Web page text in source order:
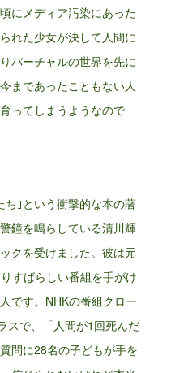
にメディア汚染にあった
れた少女が決して人間に
バーチャルの世界を先に
まであったこともない人
ってしまうようなので
｣という衝撃的な本の著
鐘を鳴らしている清川輝
クを受けました。彼は元
すばらしい番組を手がけ
です。NHKの番組クロー
スで、「人間が1回死んだ
問に28名の子どもが手を